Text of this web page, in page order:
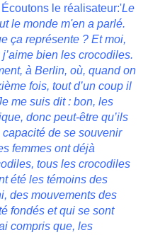
le réalisateur:'Le
le monde m'en a parlé.
ça représente ? Et moi,
bien les crocodiles.
à Berlin, où, quand on
fois, tout d’un coup il
me suis dit : bon, les
donc peut-être qu’ils
de se souvenir
femmes ont déjà
tous les crocodiles
été les témoins des
des mouvements des
fondés et qui se sont
compris que, les